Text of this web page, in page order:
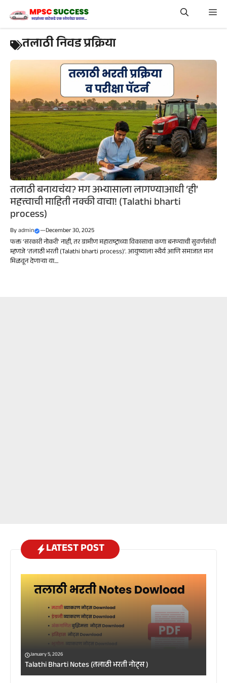
content
तलाठी निवड प्रक्रिया
तलाठी बनायचंय? मग अभ्यासाला लागण्याआधी ‘ही’
महत्त्वाची माहिती नक्की वाचा! (Talathi bharti
process)
Byadmin —December 30, 2025
फक्त ‘सरकारी नोकरी’ नाही, तर ग्रामीण महाराष्ट्राच्या विकासाचा कणा बनण्याची सुवर्णसंधी
म्हणजे ‘तलाठी भरती (Talathi bharti process)’. आयुष्याला स्थैर्य आणि समाजात मान
मिळवून देणाऱ्या या....
LATEST POST
January 5, 2026
Talathi Bharti Notes (तलाठी भरती नोट्स )